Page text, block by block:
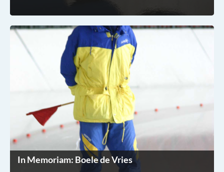
In Memoriam: Boele de Vries